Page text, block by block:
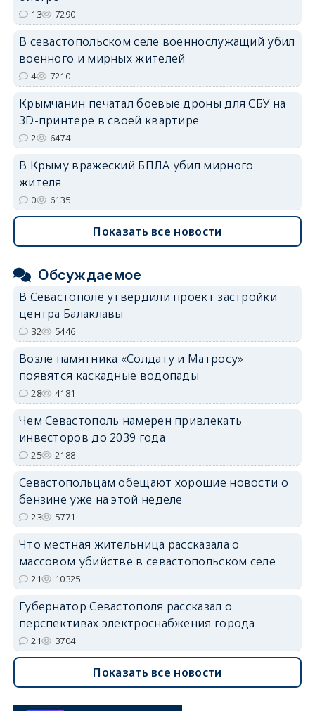
13 7290
В севастопольском селе военнослужащий убил
военного и мирных жителей
4 7210
Крымчанин печатал боевые дроны для СБУ на
3D-принтере в своей квартире
2 6474
В Крыму вражеский БПЛА убил мирного
жителя
0 6135
Показать все новости
Обсуждаемое
В Севастополе утвердили проект застройки
центра Балаклавы
32 5446
Возле памятника «Солдату и Матросу»
появятся каскадные водопады
28 4181
Чем Севастополь намерен привлекать
инвесторов до 2039 года
25 2188
Севастопольцам обещают хорошие новости о
бензине уже на этой неделе
23 5771
Что местная жительница рассказала о
массовом убийстве в севастопольском селе
21 10325
Губернатор Севастополя рассказал о
перспективах электроснабжения города
21 3704
Показать все новости